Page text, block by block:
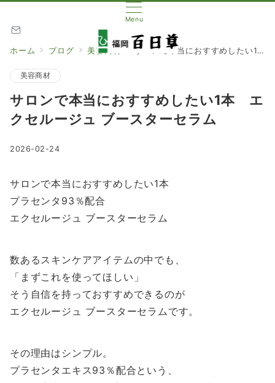
Menu
ホーム ブログ 美容商材 サロンで本当におすすめしたい1本 エクセルージュ ブースターセラム
美容商材
サロンで本当におすすめしたい1本 エ
クセルージュ ブースターセラム
2026-02-24
サロンで本当におすすめしたい1本
プラセンタ93％配合
エクセルージュ ブースターセラム
数あるスキンケアアイテムの中でも、
「まずこれを使ってほしい」
そう自信を持っておすすめできるのが
エクセルージュ ブースターセラムです。
その理由はシンプル。
プラセンタエキス93％配合という、